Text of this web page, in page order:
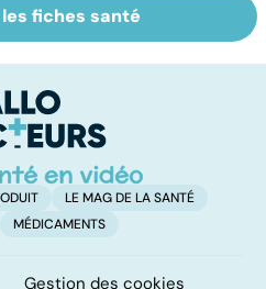
Rupture
d'anévrisme : un
imprévisible
fiches santé
LE MAG DE LA SANTÉ
MÉDICAMENTS
Gestion des cookies